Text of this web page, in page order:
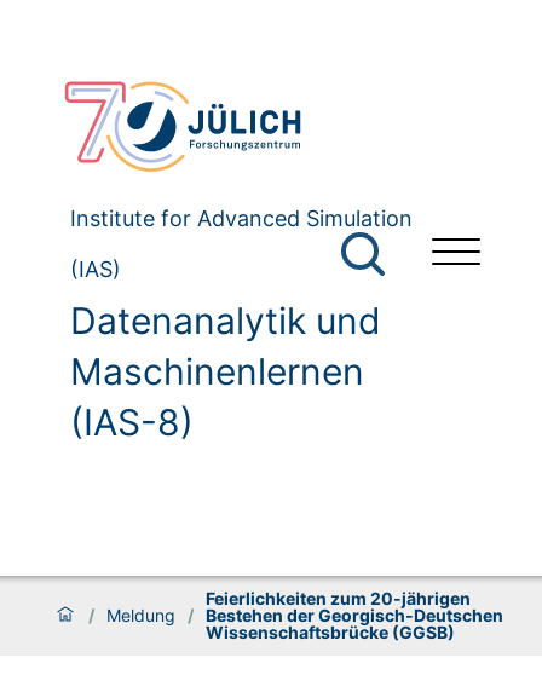
Institute for Advanced Simulation
(IAS)
Datenanalytik und
Maschinenlernen
(IAS-8)
/ Meldung /
Feierlichkeiten zum 20-jährigen
Bestehen der Georgisch-Deutschen
Wissenschaftsbrücke (GGSB)